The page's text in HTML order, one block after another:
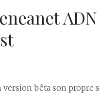
bêta son propre